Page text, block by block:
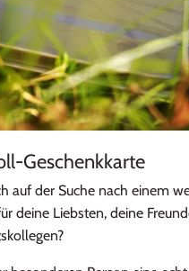
Geschenkkarte
auf der Suche nach einem
deine Liebsten, deine